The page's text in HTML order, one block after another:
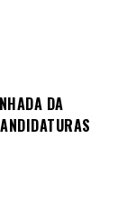
DA